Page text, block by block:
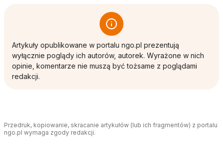
Artykuły opublikowane w portalu ngo.pl prezentują
wyłącznie poglądy ich autorów, autorek. Wyrażone w nich
opinie, komentarze nie muszą być tożsame z poglądami
redakcji.
Przedruk, kopiowanie, skracanie artykułów (lub ich fragmentów) z portalu
ngo.pl wymaga zgody redakcji.